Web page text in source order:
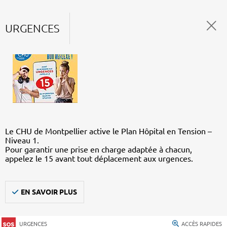
URGENCES
Le CHU de Montpellier active le Plan Hôpital en Tension –
Niveau 1.
Pour garantir une prise en charge adaptée à chacun,
appelez le 15 avant tout déplacement aux urgences.
EN SAVOIR PLUS
URGENCES ACCÈS RAPIDES